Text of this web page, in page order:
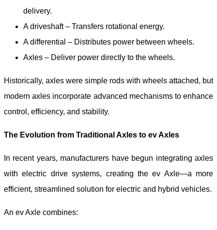
delivery.
A driveshaft – Transfers rotational energy.
A differential – Distributes power between wheels.
Axles – Deliver power directly to the wheels.
Historically, axles were simple rods with wheels attached, but
modern axles incorporate advanced mechanisms to enhance
control, efficiency, and stability.
The Evolution from Traditional Axles to evAxles
In recent years, manufacturers have begun integrating axles
with electric drive systems, creating the ev Axle—a more
efficient, streamlined solution for electric and hybrid vehicles.
An evAxle combines: